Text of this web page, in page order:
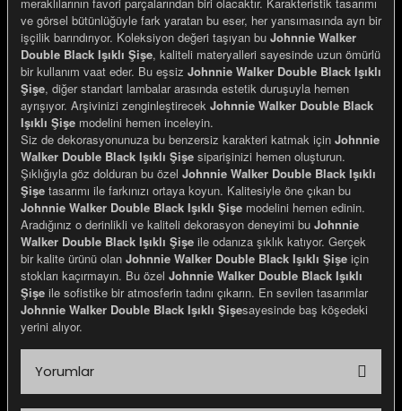
ve görsel bütünlüğüyle fark yaratan bu eser, her yansımasında ayrı bir
işçilik barındırıyor. Koleksiyon değeri taşıyan bu Johnnie Walker
Double Black Işıklı Şişe, kaliteli materyalleri sayesinde uzun ömürlü
bir kullanım vaat eder. Bu eşsiz Johnnie Walker Double Black Işıklı
Şişe, diğer standart lambalar arasında estetik duruşuyla hemen
ayrışıyor. Arşivinizi zenginleştirecek Johnnie Walker Double Black
Işıklı Şişe modelini hemen inceleyin.
Siz de dekorasyonunuza bu benzersiz karakteri katmak için Johnnie
Walker Double Black Işıklı Şişe siparişinizi hemen oluşturun.
Şıklığıyla göz dolduran bu özel Johnnie Walker Double Black Işıklı
Şişe tasarımı ile farkınızı ortaya koyun. Kalitesiyle öne çıkan bu
Johnnie Walker Double Black Işıklı Şişe modelini hemen edinin.
Aradığınız o derinlikli ve kaliteli dekorasyon deneyimi bu Johnnie
Walker Double Black Işıklı Şişe ile odanıza şıklık katıyor. Gerçek
bir kalite ürünü olan Johnnie Walker Double Black Işıklı Şişe için
stokları kaçırmayın. Bu özel Johnnie Walker Double Black Işıklı
Şişe ile sofistike bir atmosferin tadını çıkarın. En sevilen tasarımlar
Johnnie Walker Double Black Işıklı Şişesayesinde baş köşedeki
yerini alıyor.
Yorumlar